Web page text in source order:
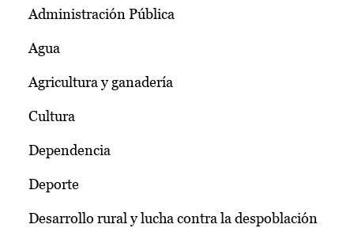
Administración Pública
Agua
Agricultura y ganadería
Cultura
Dependencia
Deporte
Desarrollo rural y lucha contra la despoblación